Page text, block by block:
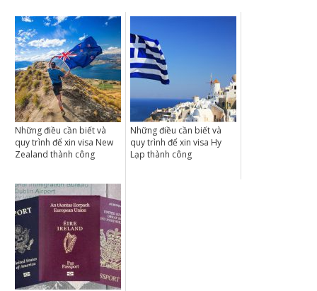
Những điều cần biết và
quy trình để xin visa New
Zealand thành công
Những điều cần biết và
quy trình để xin visa Hy
Lạp thành công